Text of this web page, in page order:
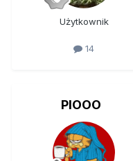
Użytkownik
14
PIOOO